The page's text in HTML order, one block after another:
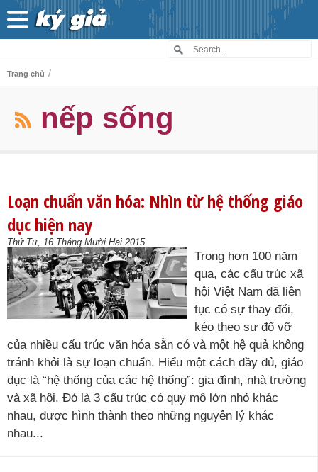
Trang chủ /
nếp sống
Loạn chuẩn văn hóa: Nhìn từ hệ thống giáo
dục hiện nay
Thứ Tư, 16 Tháng Mười Hai 2015
Trong hơn 100 năm
qua, các cấu trúc xã
hội Việt Nam đã liên
tục có sự thay đổi,
kéo theo sự đổ vỡ
của nhiều cấu trúc văn hóa sẵn có và một hệ quả không
tránh khỏi là sự loạn chuẩn. Hiểu một cách đầy đủ, giáo
dục là “hệ thống của các hệ thống”: gia đình, nhà trường
và xã hội. Đó là 3 cấu trúc có quy mô lớn nhỏ khác
nhau, được hình thành theo những nguyên lý khác
nhau...